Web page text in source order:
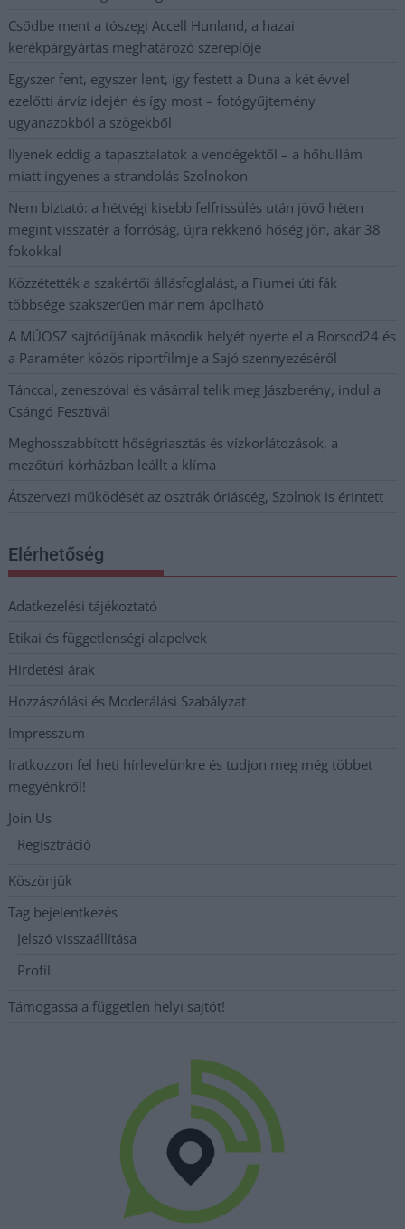
Csődbe ment a tószegi Accell Hunland, a hazai
kerékpárgyártás meghatározó szereplője
Egyszer fent, egyszer lent, így festett a Duna a két évvel
ezelőtti árvíz idején és így most – fotógyűjtemény
ugyanazokból a szögekből
Ilyenek eddig a tapasztalatok a vendégektől – a hőhullám
miatt ingyenes a strandolás Szolnokon
Nem biztató: a hétvégi kisebb felfrissülés után jövő héten
megint visszatér a forróság, újra rekkenő hőség jön, akár 38
fokokkal
Közzétették a szakértői állásfoglalást, a Fiumei úti fák
többsége szakszerűen már nem ápolható
A MÚOSZ sajtódíjának második helyét nyerte el a Borsod24 és
a Paraméter közös riportfilmje a Sajó szennyezéséről
Tánccal, zeneszóval és vásárral telik meg Jászberény, indul a
Csángó Fesztivál
Meghosszabbított hőségriasztás és vízkorlátozások, a
mezőtúri kórházban leállt a klíma
Átszervezi működését az osztrák óriáscég, Szolnok is érintett
Elérhetőség
Adatkezelési tájékoztató
Etikai és függetlenségi alapelvek
Hirdetési árak
Hozzászólási és Moderálási Szabályzat
Impresszum
Iratkozzon fel heti hírlevelünkre és tudjon meg még többet
megyénkről!
Join Us
Regisztráció
Köszönjük
Tag bejelentkezés
Jelszó visszaállítása
Profil
Támogassa a független helyi sajtót!